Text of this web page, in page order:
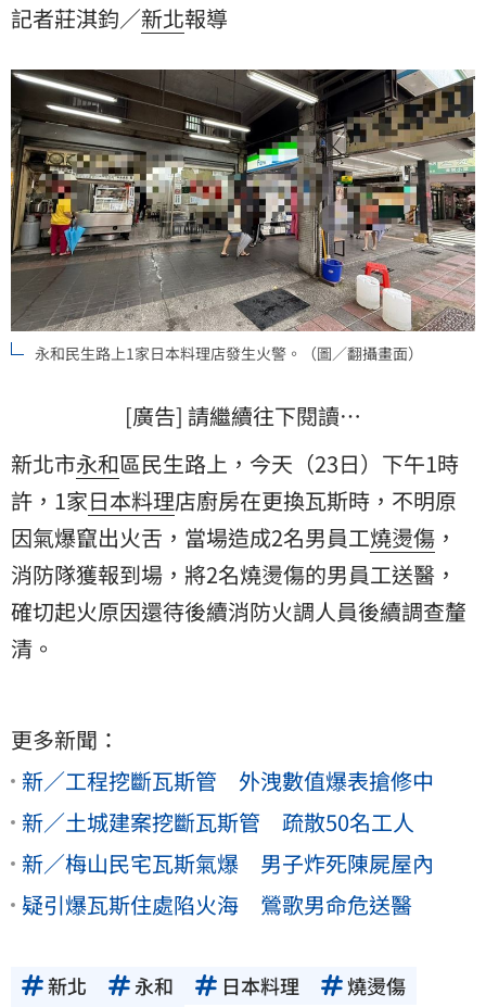
記者莊淇鈞／新北報導
永和民生路上1家日本料理店發生火警。（圖／翻攝畫面）
[廣告] 請繼續往下閱讀…
新北市永和區民生路上，今天（23日）下午1時
許，1家日本料理店廚房在更換瓦斯時，不明原
因氣爆竄出火舌，當場造成2名男員工燒燙傷 ，
消防隊獲報到場，將2名燒燙傷的男員工送醫，
確切起火原因還待後續消防火調人員後續調查釐
清。
更多新聞：
新／工程挖斷瓦斯管 外洩數值爆表搶修中
新／土城建案挖斷瓦斯管 疏散50名工人
新／梅山民宅瓦斯氣爆 男子炸死陳屍屋內
疑引爆瓦斯住處陷火海 鶯歌男命危送醫
新北 永和 日本料理
燒燙傷